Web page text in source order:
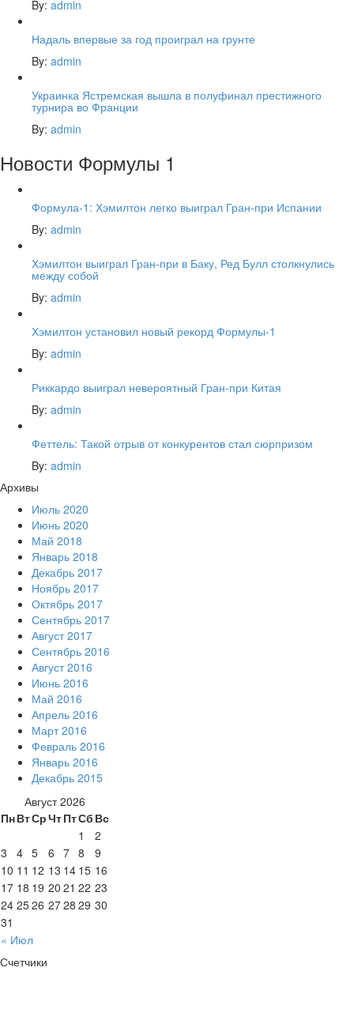
By: admin
Надаль впервые за год проиграл на грунте
By: admin
Украинка Ястремская вышла в полуфинал престижного
турнира во Франции
By: admin
Новости Формулы 1
Формула-1: Хэмилтон легко выиграл Гран-при Испании
By: admin
Хэмилтон выиграл Гран-при в Баку, Ред Булл столкнулись
между собой
By: admin
Хэмилтон установил новый рекорд Формулы-1
By: admin
Риккардо выиграл невероятный Гран-при Китая
By: admin
Феттель: Такой отрыв от конкурентов стал сюрпризом
By: admin
Архивы
Июль 2020
Июнь 2020
Май 2018
Январь 2018
Декабрь 2017
Ноябрь 2017
Октябрь 2017
Сентябрь 2017
Август 2017
Сентябрь 2016
Август 2016
Июнь 2016
Май 2016
Апрель 2016
Март 2016
Февраль 2016
Январь 2016
Декабрь 2015
Август 2026
ПнВтСрЧтПтСб Вс
« Июл
1
2
3
4 5 6 7 8
9
10 11 12 13 14 15 16
17 18 19 20 21 22 23
24 2526 2728 29 30
31
Счетчики